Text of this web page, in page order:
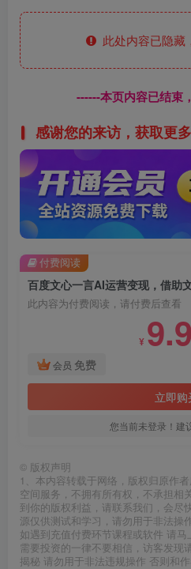
此处内容已隐藏
------本页内容已结束
感谢您的来访，获取更
此内容为付费阅读，请付费后查看
¥ 9.9
会员 免费
立即购
您当前未登录！建
付费阅读
© 版权声明
1、本内容转载于网络，版权归原作
空间服务，不拥有所有权，不承担相
到你的版权利益，请联系我们，会尽
源仅供测试和学习，请勿用于非法操
如遇到充值付费环节课程或软件 请
需要投资的一律不要相信，访客发现
揭秘 请勿用于非法违规操作 否则和